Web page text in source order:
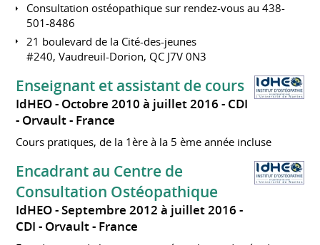
Consultation ostéopathique sur rendez-vous au 438-
501-8486
21 boulevard de la Cité-des-jeunes
#240, Vaudreuil-Dorion, QC J7V 0N3
Enseignant et assistant de cours
IdHEO Octobre 2010 à juillet 2016 CDI
Orvault
France
Cours pratiques, de la 1ère à la 5 ème année incluse
Encadrant au Centre de
Consultation Ostéopathique
IdHEO
Septembre 2012 à juillet 2016
CDI
Orvault France